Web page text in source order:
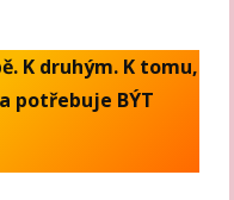
K druhým. K tomu,
potřebuje BÝT